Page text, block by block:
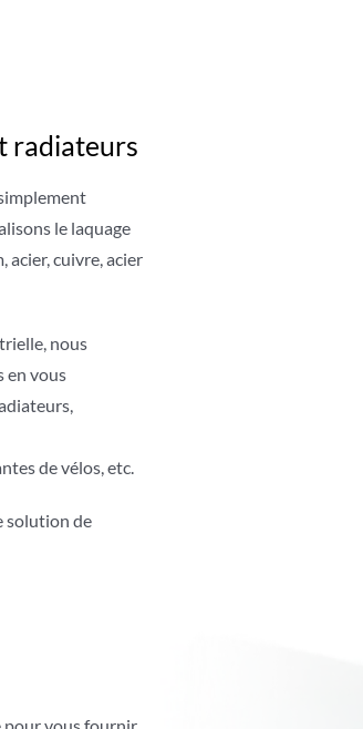
radiateurs
le laquage
acier, cuivre, acier
nous
en vous
de vélos, etc.
solution de